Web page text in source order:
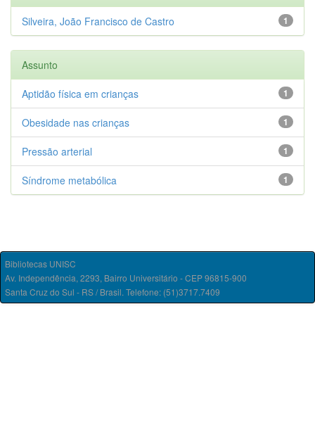
1
Silveira, João Francisco de Castro
Assunto
1
Aptidão física em crianças
1
Obesidade nas crianças
1
Pressão arterial
1
Síndrome metabólica
Bibliotecas UNISC
Av. Independência, 2293, Bairro Universitário - CEP 96815-900
Santa Cruz do Sul - RS / Brasil. Telefone: (51)3717.7409